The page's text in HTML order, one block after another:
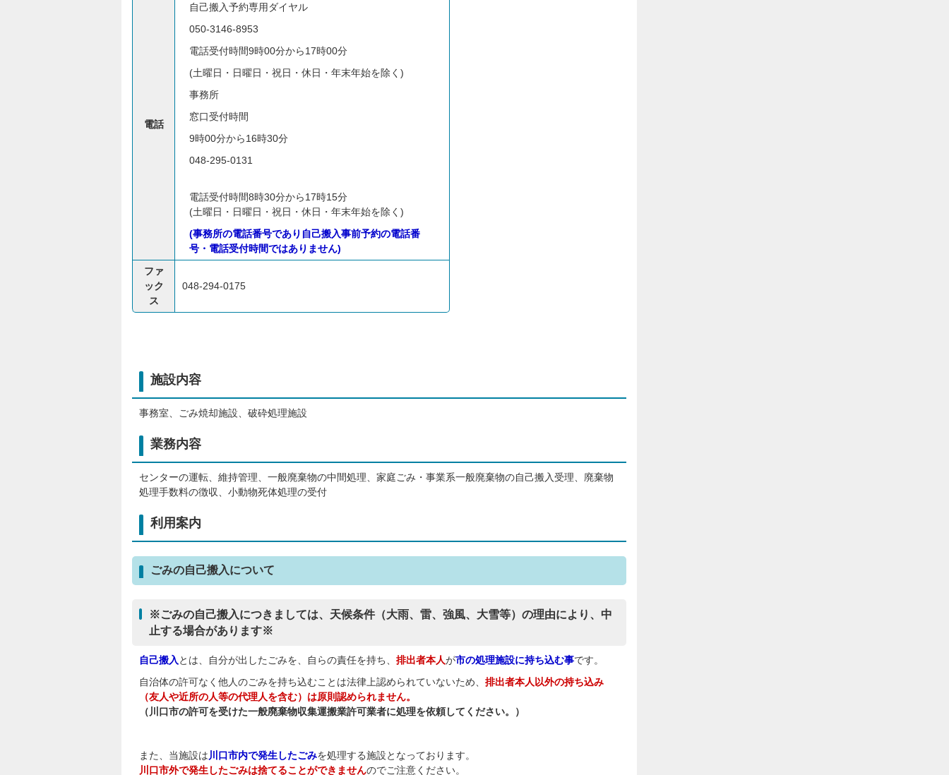
電話
自己搬入予約専用ダイヤル
050-3146-8953
電話受付時間9時00分から17時00分
(土曜日・日曜日・祝日・休日・年末年始を除く)
事務所
窓口受付時間
9時00分から16時30分
048-295-0131
電話受付時間8時30分から17時15分
(土曜日・日曜日・祝日・休日・年末年始を除く)
(事務所の電話番号であり自己搬入事前予約の電話番
号・電話受付時間ではありません)
ファ
ック
ス
048-294-0175
施設内容
事務室、ごみ焼却施設、破砕処理施設
業務内容
センターの運転、維持管理、一般廃棄物の中間処理、家庭ごみ・事業系一般廃棄物の自己搬入受理、廃棄物
処理手数料の徴収、小動物死体処理の受付
利用案内
ごみの自己搬入について
※ごみの自己搬入につきましては、天候条件（大雨、雷、強風、大雪等）の理由により、中
止する場合があります※
自己搬入 とは、自分が出したごみを、自らの責任を持ち、 排出者本人が市の処理施設に持ち込む事です。
自治体の許可なく他人のごみを持ち込むことは法律上認められていないため、 排出者本人以外の持ち込み
（友人や近所の人等の代理人を含む）は原則認められません。
（川口市の許可を受けた一般廃棄物収集運搬業許可業者に処理を依頼してください。）
また、当施設は川口市内で発生したごみを処理する施設となっております。
川口市外で発生したごみは捨てることができませんのでご注意ください。